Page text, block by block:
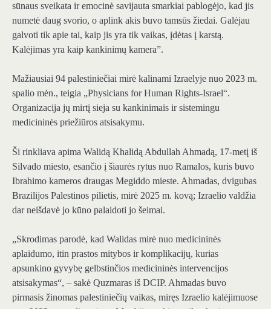
sūnaus sveikata ir emocinė savijauta smarkiai pablogėjo, kad jis
numetė daug svorio, o aplink akis buvo tamsūs žiedai. Galėjau
galvoti tik apie tai, kaip jis yra tik vaikas, įdėtas į karstą.
Kalėjimas yra kaip kankinimų kamera”.
Mažiausiai 94 palestiniečiai mirė kalinami Izraelyje nuo 2023 m.
spalio mėn., teigia „Physicians for Human Rights-Israel“.
Organizacija jų mirtį sieja su kankinimais ir sistemingu
medicininės priežiūros atsisakymu.
Ši rinkliava apima Walidą Khalidą Abdullah Ahmadą, 17-metį iš
Silvado miesto, esančio į šiaurės rytus nuo Ramalos, kuris buvo
Ibrahimo kameros draugas Megiddo mieste. Ahmadas, dvigubas
Brazilijos Palestinos pilietis, mirė 2025 m. kovą; Izraelio valdžia
dar neišdavė jo kūno palaidoti jo šeimai.
„Skrodimas parodė, kad Walidas mirė nuo medicininės
aplaidumo, itin prastos mitybos ir komplikacijų, kurias
apsunkino gyvybę gelbstinčios medicininės intervencijos
atsisakymas“, – sakė Quzmaras iš DCIP. Ahmadas buvo
pirmasis žinomas palestiniečių vaikas, miręs Izraelio kalėjimuose